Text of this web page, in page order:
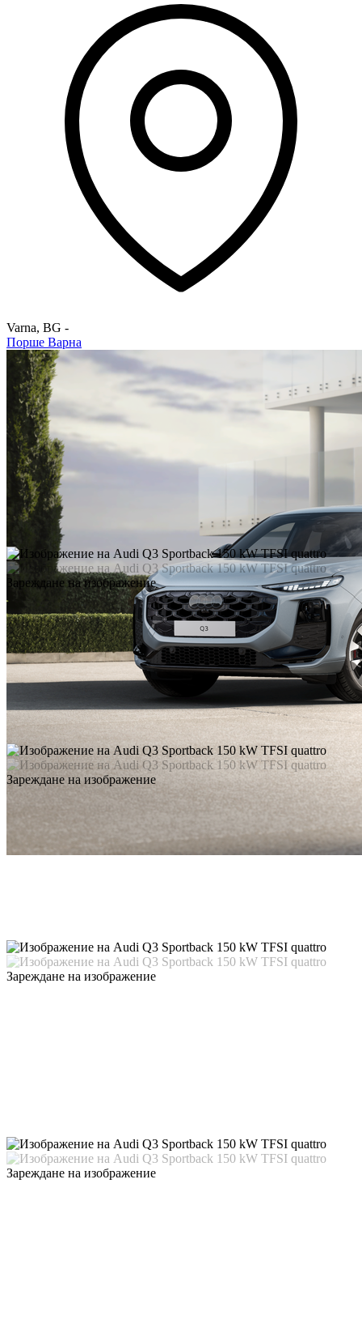
Varna, BG -
Порше Варна
Зареждане на изображение
Зареждане на изображение
Зареждане на изображение
Зареждане на изображение